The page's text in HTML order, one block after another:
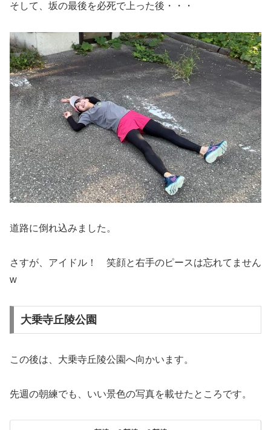
そして、坂の最後を必死で上った後・・・
道路に倒れ込みました。
さすが、アイドル！ 笑顔と右手のピースは忘れてません
w
大乗寺丘陵公園
この後は、大乗寺丘陵公園へ向かいます。
先週の朝練でも、いい景色の写真を載せたところです。